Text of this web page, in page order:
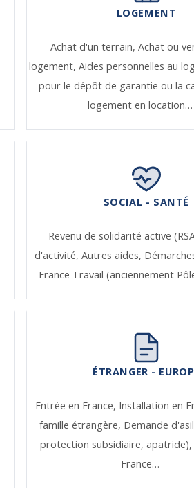
LOGEMENT
Achat d'un terrain,Achat ou
logement,Aides personnelles au
pour le dépôt de garantie ou la
logement en location…
SOCIAL - SANTÉ
Revenu de solidarité active
d'activité, Autres aides,
France Travail (anciennement
ÉTRANGER -
Entrée en France, Installation en
famille étrangère, Demande
protection subsidiaire, apatride),
France…